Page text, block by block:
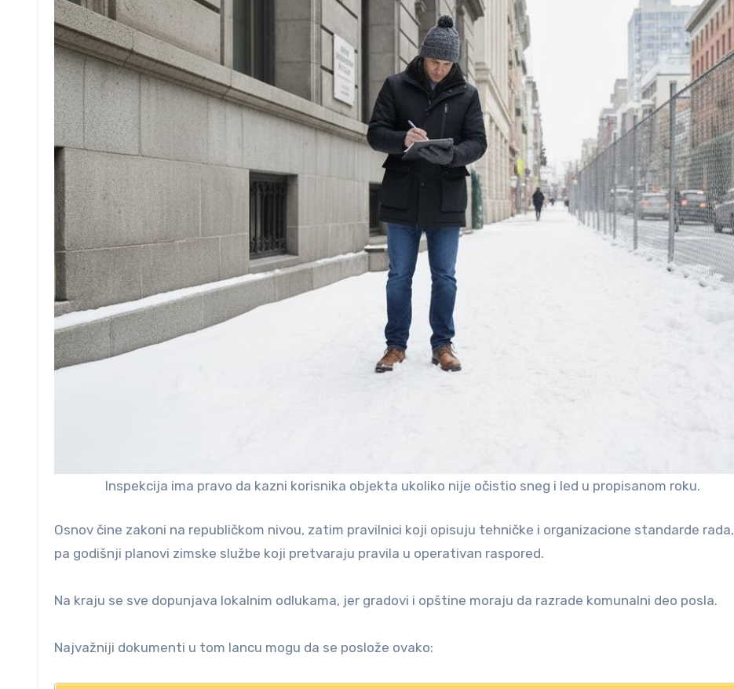
Inspekcija ima pravo da kazni korisnika objekta ukoliko nije očistio sneg i led u propisanom roku.
Osnov čine zakoni na republičkom nivou, zatim pravilnici koji opisuju tehničke i organizacione standarde rada,
pa godišnji planovi zimske službe koji pretvaraju pravila u operativan raspored.
Na kraju se sve dopunjava lokalnim odlukama, jer gradovi i opštine moraju da razrade komunalni deo posla.
Najvažniji dokumenti u tom lancu mogu da se poslože ovako: